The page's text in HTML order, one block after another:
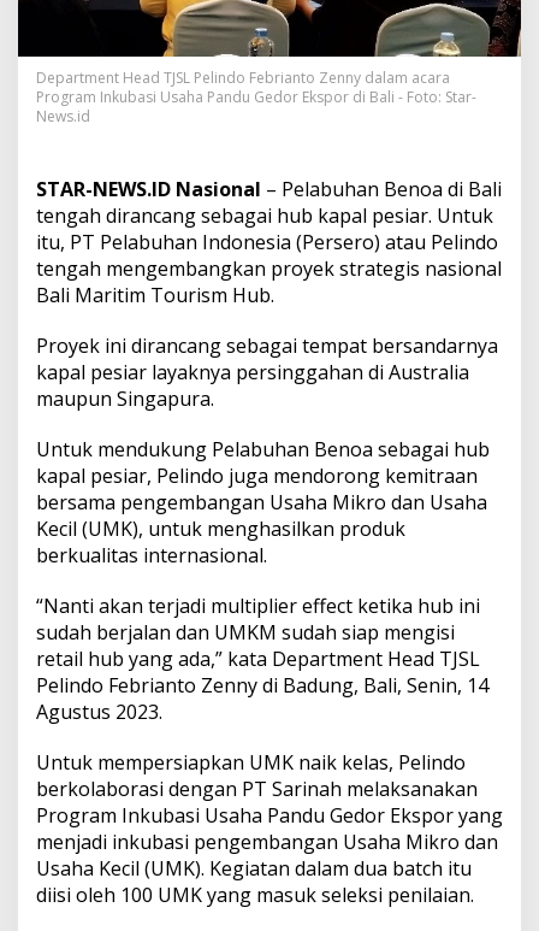
r
i
t
i
m
r
i
s
m
H
u
d
P
e
a
b
u
h
a
n
e
n
o
a
Department Head TJSL Pelindo Febrianto Zenny dalam acara
Program Inkubasi Usaha Pandu Gedor Ekspor di Bali - Foto: Star-
News.id
STAR-NEWS.ID Nasional – Pelabuhan Benoa di Bali
tengah dirancang sebagai hub kapal pesiar. Untuk
itu, PT Pelabuhan Indonesia (Persero) atau Pelindo
tengah mengembangkan proyek strategis nasional
Bali Maritim Tourism Hub.
Proyek ini dirancang sebagai tempat bersandarnya
kapal pesiar layaknya persinggahan di Australia
maupun Singapura.
Untuk mendukung Pelabuhan Benoa sebagai hub
kapal pesiar, Pelindo juga mendorong kemitraan
bersama pengembangan Usaha Mikro dan Usaha
Kecil (UMK), untuk menghasilkan produk
berkualitas internasional.
“Nanti akan terjadi multiplier effect ketika hub ini
sudah berjalan dan UMKM sudah siap mengisi
retail hub yang ada,” kata Department Head TJSL
Pelindo Febrianto Zenny di Badung, Bali, Senin, 14
Agustus 2023.
Untuk mempersiapkan UMK naik kelas, Pelindo
berkolaborasi dengan PT Sarinah melaksanakan
Program Inkubasi Usaha Pandu Gedor Ekspor yang
menjadi inkubasi pengembangan Usaha Mikro dan
Usaha Kecil (UMK). Kegiatan dalam dua batch itu
diisi oleh 100 UMK yang masuk seleksi penilaian.